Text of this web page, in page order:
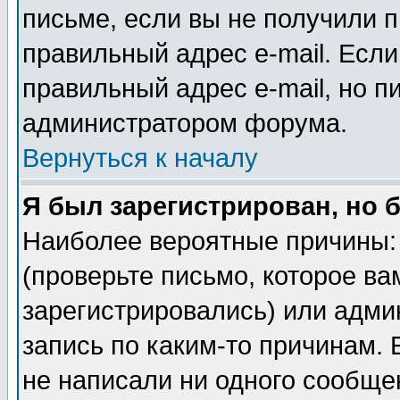
письме, если вы не получили
правильный адрес e-mail.
правильный адрес e-mail, но
администратором форума.
Вернуться к началу
Я был зарегистрирован, но
Наиболее вероятные
(проверьте письмо, которое
зарегистрировались) или
запись по каким-то
не написали ни одного